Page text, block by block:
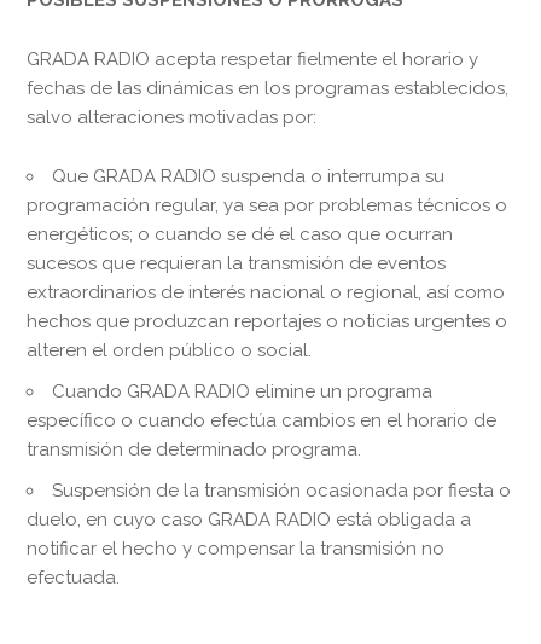
GRADA RADIO acepta respetar fielmente el horario y
fechas de las dinámicas en los programas establecidos,
salvo alteraciones motivadas por:
Que GRADA RADIO suspenda o interrumpa su
programación regular, ya sea por problemas técnicos o
energéticos; o cuando se dé el caso que ocurran
sucesos que requieran la transmisión de eventos
extraordinarios de interés nacional o regional, así como
hechos que produzcan reportajes o noticias urgentes o
alteren el orden público o social.
Cuando GRADA RADIO elimine un programa
específico o cuando efectúa cambios en el horario de
transmisión de determinado programa.
Suspensión de la transmisión ocasionada por fiesta o
duelo, en cuyo caso GRADA RADIO está obligada a
notificar el hecho y compensar la transmisión no
efectuada.